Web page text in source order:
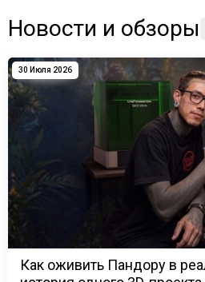
Новости и обзоры
30 Июля 2026
Как оживить Пандору в